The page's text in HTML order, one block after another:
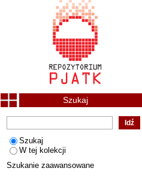
Szukaj
Szukaj
W tej kolekcji
Szukanie zaawansowane